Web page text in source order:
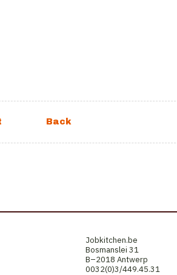
Jobkitchen.be
Bosmanslei 31
B–2018 Antwerp
0032(0)3/449.45.31